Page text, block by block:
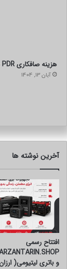
هزینه صافکاری PDR در تهران چقدر است؟
آبان 13, 1404
آخرین نوشته ها
افتتاح رسمی
و باتری لیتیومی(